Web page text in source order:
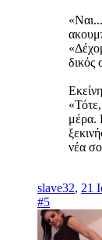
δικός
μέρα.
νέα
slave32, 21
#5